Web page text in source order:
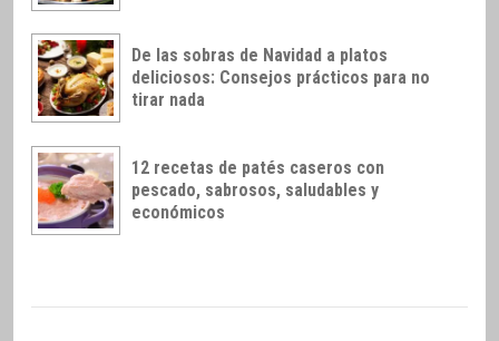
De las sobras de Navidad a platos
deliciosos: Consejos prácticos para no
tirar nada
12 recetas de patés caseros con
pescado, sabrosos, saludables y
económicos